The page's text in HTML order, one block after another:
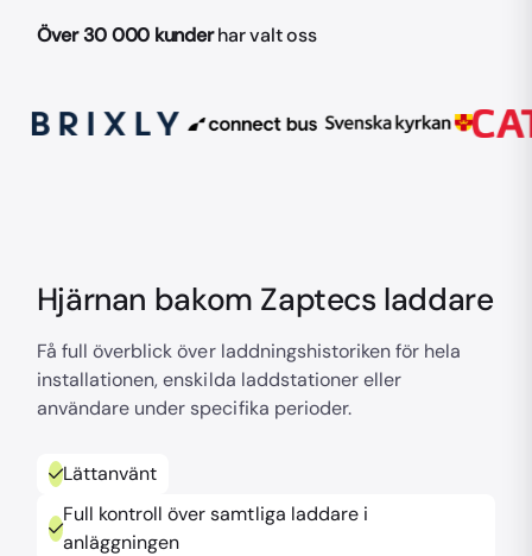
Över 30 000 kunderhar valt oss
Hjärnan bakom Zaptecs laddare
Få full överblick över laddningshistoriken för hela
installationen, enskilda laddstationer eller
användare under specifika perioder.
Lättanvänt
Full kontroll över samtliga laddare i
anläggningen